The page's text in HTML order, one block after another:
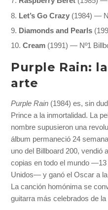
Let’s Go Crazy (1984) —
Diamonds and Pearls
Cream (1991) — Nº1
Purple Rain:
arte
Purple Rain (1984) es, sin
Prince a la inmortalidad. La
nombre supusieron una
álbum permaneció 24
uno del Billboard 200, vendió
copias en todo el mundo
Unidos— y ganó el Oscar a
La canción homónima se
guitarra más celebrados de